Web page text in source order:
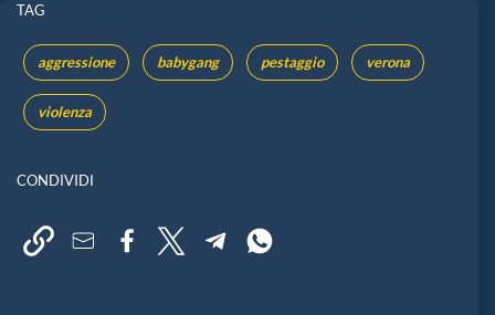
TAG
aggressione babygang pestaggio verona
violenza
CONDIVIDI